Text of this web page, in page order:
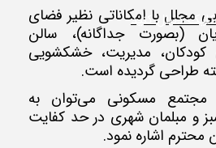
مجلل با امکاناتی نظیر فضای
(بصورت جداگانه)، سالن
کودکان، مدیریت، خشکشویی
مجتمع مسکونی می‌توان به
و مبلمان شهری در حد کفایت
محترم اشاره نمود.
دنبال کنید